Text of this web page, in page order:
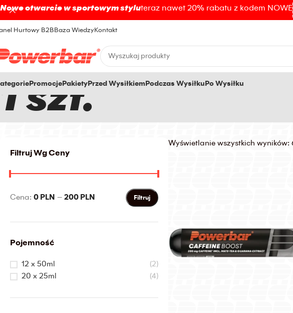
Hurtowy B2B Baza WiedzyKontakt
Promocje Pakiety Przed Wysiłkiem Podczas Wysiłku Po Wysiłku
1 szt.
Filtruj Wg Ceny
Filtruj
Cena: 0 PLN — 200 PLN
Pojemność
12 x 50ml
(2)
20 x 25ml
(4)
Wyświetlanie wszystkich wyników:
Nowe otwarcie w sportowym styluteraz nawet 20% rabatu z kodem NOWE